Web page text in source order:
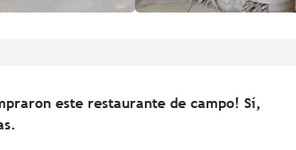
este restaurante de campo! Sí,